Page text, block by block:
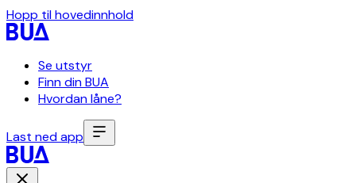
Hopp til hovedinnhold
Se utstyr
Finn din BUA
Hvordan låne?
Last ned app